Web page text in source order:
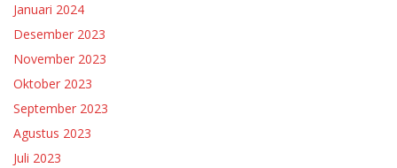
Januari 2024
Desember 2023
November 2023
Oktober 2023
September 2023
Agustus 2023
Juli 2023